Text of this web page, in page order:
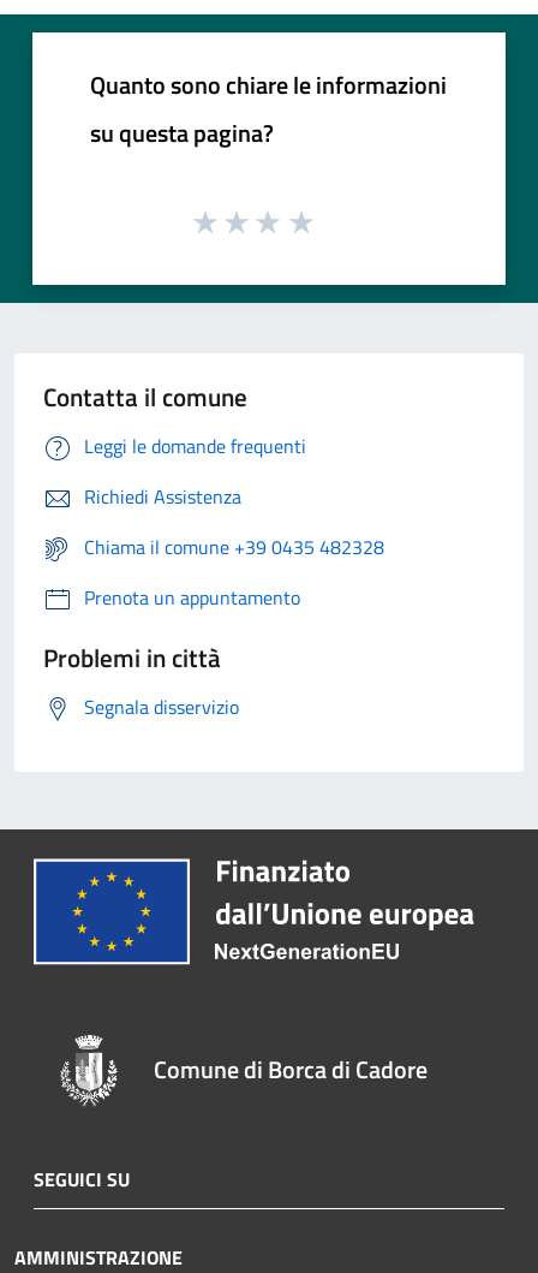
Quanto sono chiare le informazioni
su questa pagina?
Contatta il comune
Leggi le domande frequenti
Richiedi Assistenza
Chiama il comune +39 0435 482328
Prenota un appuntamento
Problemi in città
Segnala disservizio
Comune di Borca di Cadore
SEGUICI SU
AMMINISTRAZIONE